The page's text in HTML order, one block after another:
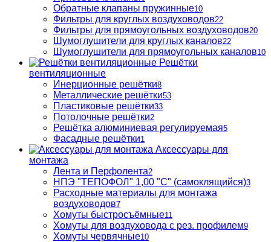
Обратные клапаны пружинные10
Фильтры для круглых воздуховодов22
Фильтры для прямоугольных воздуховодов20
Шумоглушители для круглых каналов22
Шумоглушители для прямоугольных каналов10
Решётки
вентиляционные
Инерционные решётки8
Металлические решётки53
Пластиковые решётки33
Потолочные решётки2
Решётка алюминиевая регулируемая5
Фасадные решётки1
Аксессуары для
монтажа
Лента и Перфолента2
НПЭ "ТЕПОФОЛ" 1,00 "С" (самоклящийся)3
Расходные материалы для монтажа
воздуховодов7
Хомуты быстросъёмные11
Хомуты для воздуховода с рез. профилем9
Хомуты червячные10